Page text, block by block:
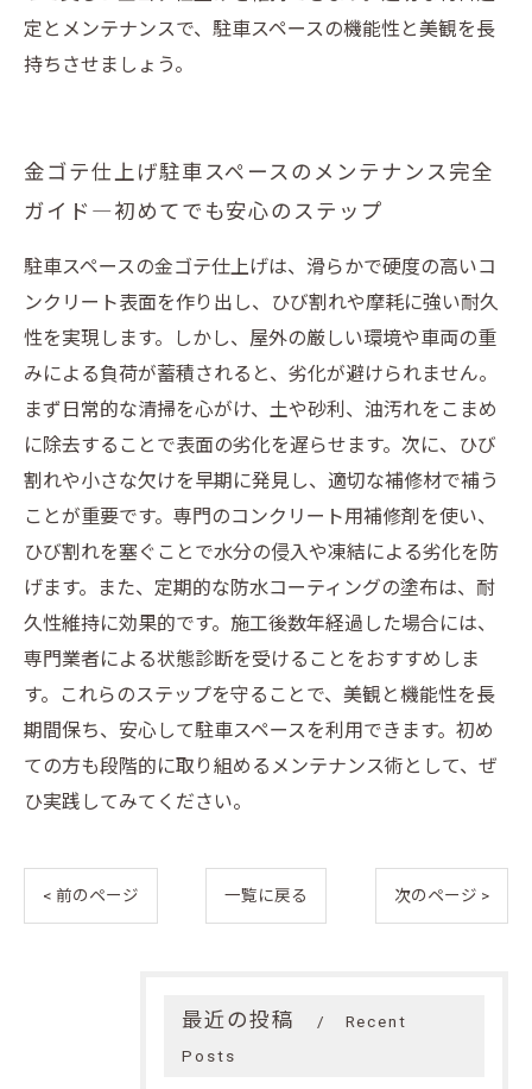
定とメンテナンスで、駐車スペースの機能性と美観を長
持ちさせましょう。
金ゴテ仕上げ駐車スペースのメンテナンス完全
ガイド―初めてでも安心のステップ
駐車スペースの金ゴテ仕上げは、滑らかで硬度の高いコ
ンクリート表面を作り出し、ひび割れや摩耗に強い耐久
性を実現します。しかし、屋外の厳しい環境や車両の重
みによる負荷が蓄積されると、劣化が避けられません。
まず日常的な清掃を心がけ、土や砂利、油汚れをこまめ
に除去することで表面の劣化を遅らせます。次に、ひび
割れや小さな欠けを早期に発見し、適切な補修材で補う
ことが重要です。専門のコンクリート用補修剤を使い、
ひび割れを塞ぐことで水分の侵入や凍結による劣化を防
げます。また、定期的な防水コーティングの塗布は、耐
久性維持に効果的です。施工後数年経過した場合には、
専門業者による状態診断を受けることをおすすめしま
す。これらのステップを守ることで、美観と機能性を長
期間保ち、安心して駐車スペースを利用できます。初め
ての方も段階的に取り組めるメンテナンス術として、ぜ
ひ実践してみてください。
< 前のページ 一覧に戻る 次のページ >
最近の投稿
Recent
Posts